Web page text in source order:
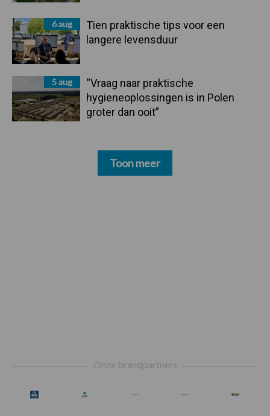
6 aug
Tien praktische tips voor een
langere levensduur
5 aug
“Vraag naar praktische
hygieneoplossingen is in Polen
groter dan ooit”
Toon meer
Onze brandpartners